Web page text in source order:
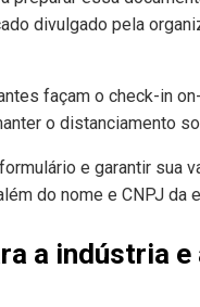
divulgado pela
façam o check-in
o distanciamento
e garantir sua
do nome e CNPJ da
a indústria